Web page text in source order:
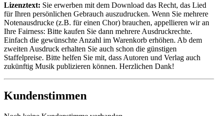
Lizenztext: Sie erwerben mit dem Download das Recht, das Lied
für Ihren persönlichen Gebrauch auszudrucken. Wenn Sie mehrere
Notenausdrucke (z.B. für einen Chor) brauchen, appellieren wir an
Ihre Fairness: Bitte kaufen Sie dann mehrere Ausdruckrechte.
Einfach die gewünschte Anzahl im Warenkorb erhöhen. Ab dem
zweiten Ausdruck erhalten Sie auch schon die günstigen
Staffelpreise. Bitte helfen Sie mit, dass Autoren und Verlag auch
zukünftig Musik publizieren können. Herzlichen Dank!
Kundenstimmen